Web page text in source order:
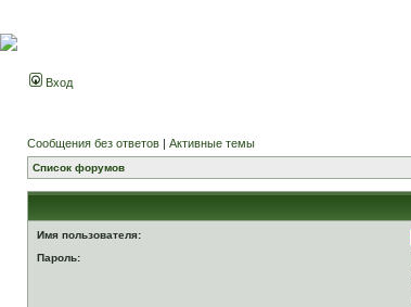
Вход
Сообщения без ответов | Активные темы
Список форумов
Имя пользователя:
Пароль: